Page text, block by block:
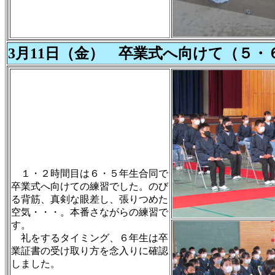
3月11日（金） 卒業式へ向けて（５・
１・２時間目は６・５年生合同で
卒業式へ向けての練習でした。のび
る背筋、真剣な眼差し、張りつめた
空気・・・。本番さながらの練習で
す。
礼をするタイミング、６年生は卒
業証書の受け取り方を念入りに確認
しました。